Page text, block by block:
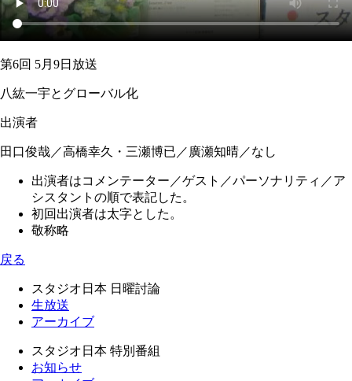
第6回 5月9日放送
八紘一宇とグローバル化
出演者
田口俊哉／高橋幸久・三瀬博已／廣瀬知晴／なし
出演者はコメンテーター／ゲスト／パーソナリティ／ア
シスタントの順で表記した。
初回出演者は太字とした。
敬称略
戻る
スタジオ日本 日曜討論
生放送
アーカイブ
スタジオ日本 特別番組
お知らせ